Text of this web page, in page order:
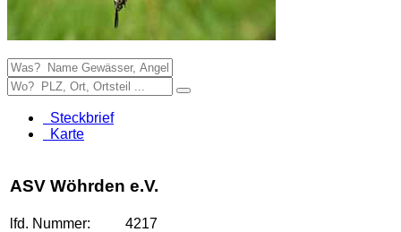
Steckbrief
Karte
ASV Wöhrden e.V.
lfd. Nummer:
4217